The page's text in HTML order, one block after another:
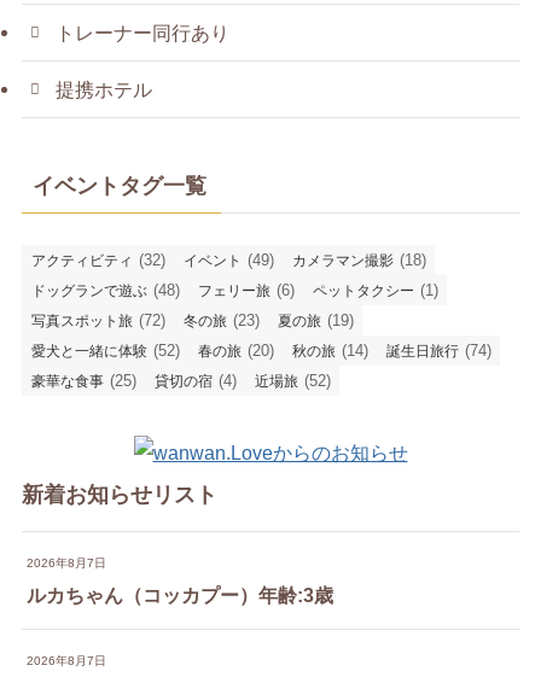
トレーナー同行あり
提携ホテル
イベントタグ一覧
アクティビティ (32) イベント (49) カメラマン撮影 (18)
ドッグランで遊ぶ (48) フェリー旅 (6) ペットタクシー (1)
写真スポット旅 (72) 冬の旅 (23) 夏の旅 (19)
愛犬と一緒に体験 (52) 春の旅 (20) 秋の旅 (14) 誕生日旅行 (74)
豪華な食事 (25) 貸切の宿 (4) 近場旅 (52)
新着お知らせリスト
2026年8月7日
ルカちゃん（コッカプー）年齢:3歳
2026年8月7日